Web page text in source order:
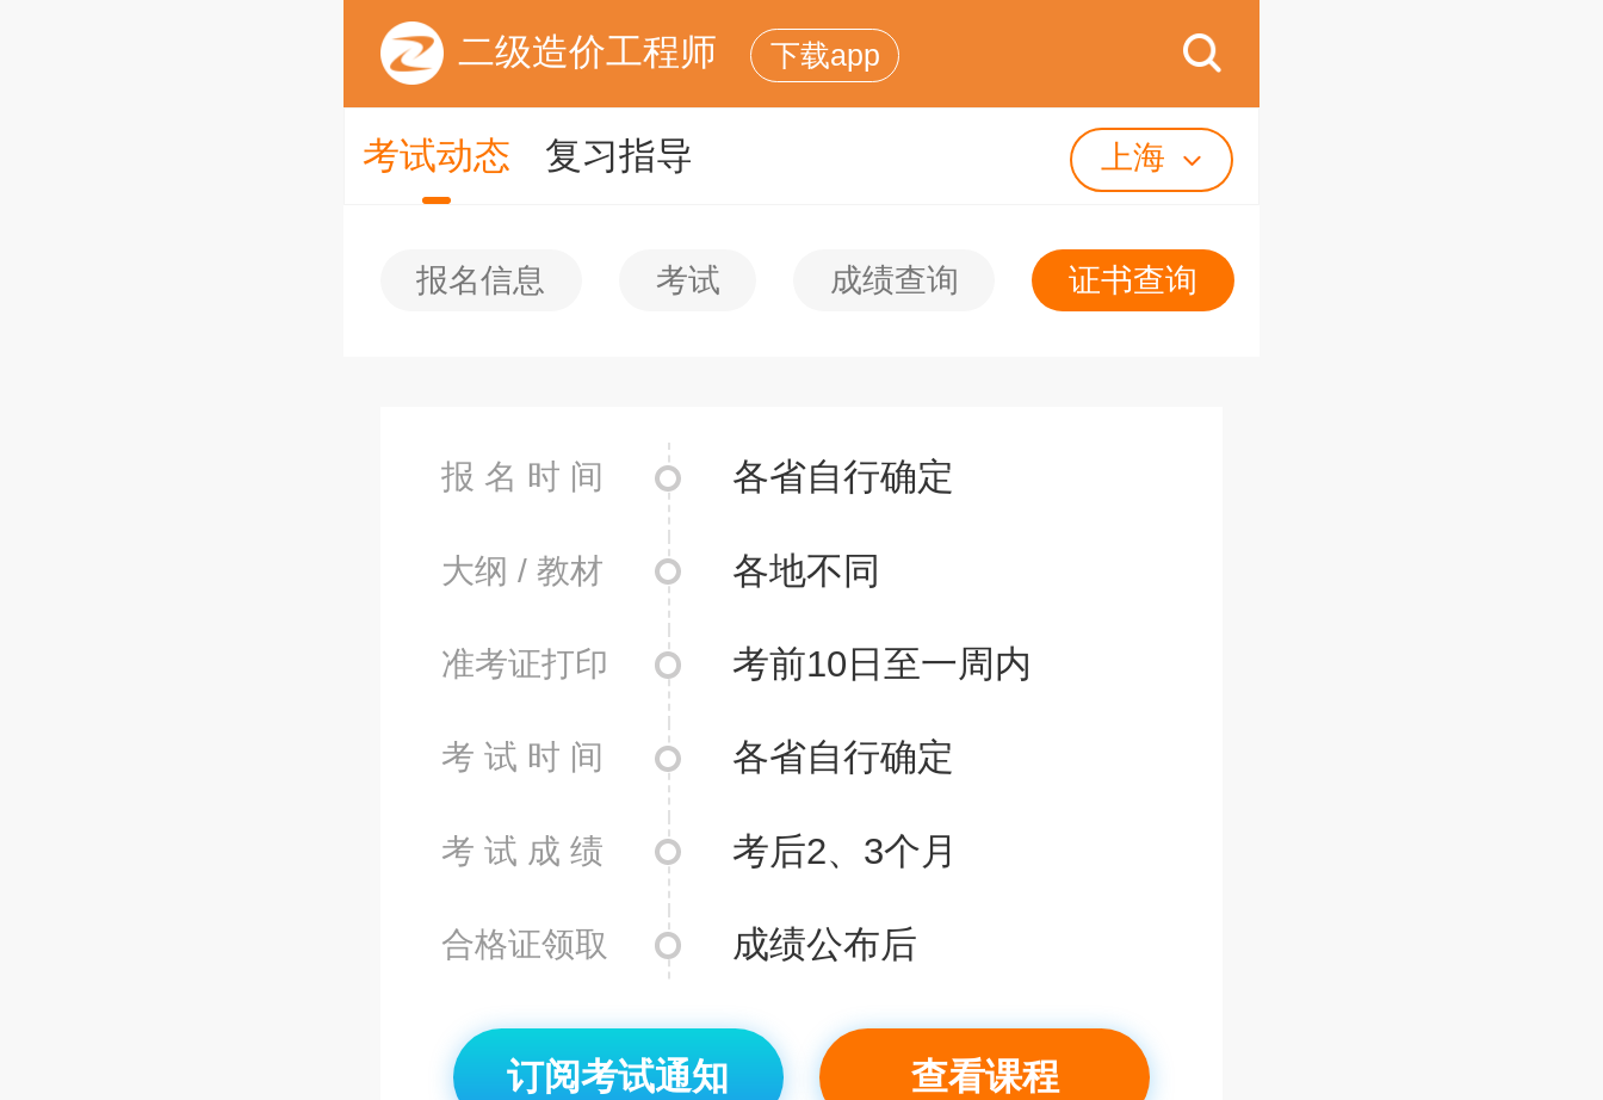
二级造价工程师 下载app
考试动态 复习指导 上海
报名信息 考试 成绩查询 证书查询
报 名 时 间 各省自行确定
大纲 / 教材 各地不同
准考证打印 考前10日至一周内
考 试 时 间 各省自行确定
考 试 成 绩 考后2、3个月
合格证领取 成绩公布后
订阅考试通知 查看课程